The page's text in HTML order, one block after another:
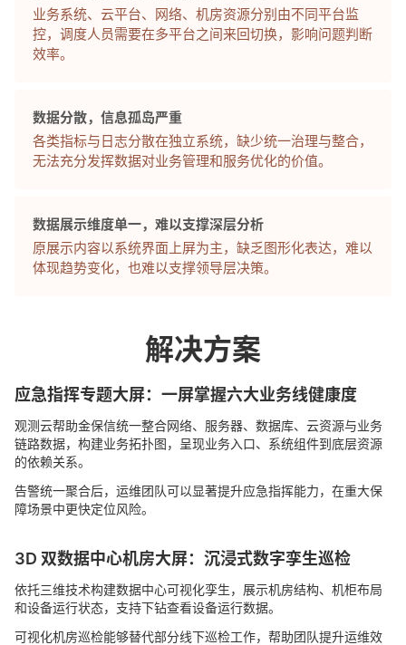
业务系统、云平台、网络、机房资源分别由不同平台监
控，调度人员需要在多平台之间来回切换，影响问题判断
效率。
数据分散，信息孤岛严重
各类指标与日志分散在独立系统，缺少统一治理与整合，
无法充分发挥数据对业务管理和服务优化的价值。
数据展示维度单一，难以支撑深层分析
原展示内容以系统界面上屏为主，缺乏图形化表达，难以
体现趋势变化，也难以支撑领导层决策。
解决方案
应急指挥专题大屏：一屏掌握六大业务线健康度
观测云帮助金保信统一整合网络、服务器、数据库、云资源与业务
链路数据，构建业务拓扑图，呈现业务入口、系统组件到底层资源
的依赖关系。
告警统一聚合后，运维团队可以显著提升应急指挥能力，在重大保
障场景中更快定位风险。
3D 双数据中心机房大屏：沉浸式数字孪生巡检
依托三维技术构建数据中心可视化孪生，展示机房结构、机柜布局
和设备运行状态，支持下钻查看设备运行数据。
可视化机房巡检能够替代部分线下巡检工作，帮助团队提升运维效